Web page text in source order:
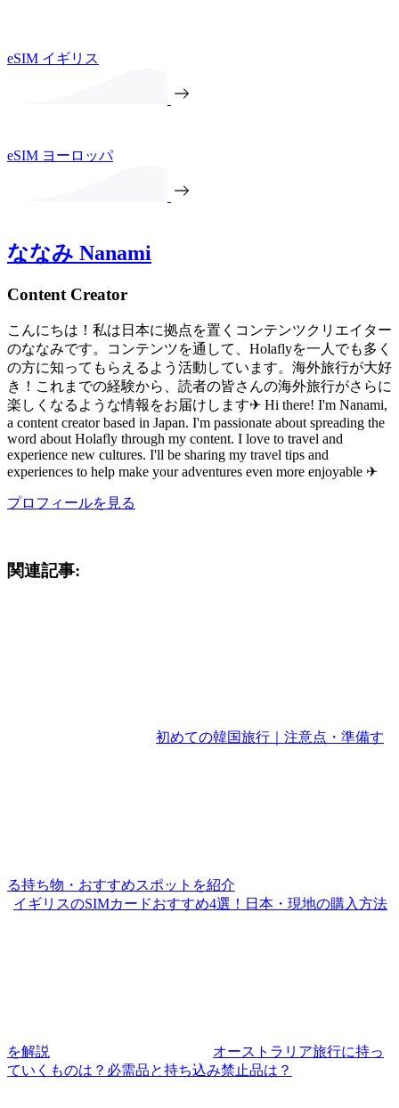
eSIM イギリス
eSIM ヨーロッパ
ななみ Nanami
Content Creator
こんにちは！私は日本に拠点を置くコンテンツクリエイター
のななみです。コンテンツを通して、Holaflyを一人でも多く
の方に知ってもらえるよう活動しています。海外旅行が大好
き！これまでの経験から、読者の皆さんの海外旅行がさらに
楽しくなるような情報をお届けします✈︎ Hi there! I'm Nanami,
a content creator based in Japan. I'm passionate about spreading the
word about Holafly through my content. I love to travel and
experience new cultures. I'll be sharing my travel tips and
experiences to help make your adventures even more enjoyable ✈︎
プロフィールを見る
関連記事:
初めての韓国旅行｜注意点・準備す
る持ち物・おすすめスポットを紹介
イギリスのSIMカードおすすめ4選！日本・現地の購入方法
を解説
オーストラリア旅行に持っ
ていくものは？必需品と持ち込み禁止品は？